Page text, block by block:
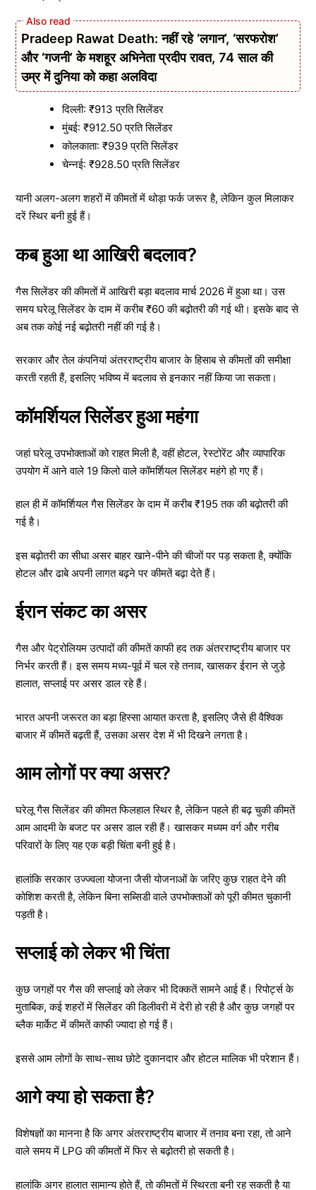
Pradeep Rawat Death: नहीं रहे ‘लगान’, ‘सरफरोश’
और ‘गजनी’ के मशहूर अभिनेता प्रदीप रावत, 74 साल की
उम्र में दुनिया को कहा अलविदा
दिल्ली: ₹913 प्रति सिलेंडर
मुंबई: ₹912.50 प्रति सिलेंडर
कोलकाता: ₹939 प्रति सिलेंडर
चेन्नई: ₹928.50 प्रति सिलेंडर
यानी अलग-अलग शहरों में कीमतों में थोड़ा फर्क जरूर है, लेकिन कुल मिलाकर
दरें स्थिर बनी हुई हैं।
कब हुआ था आखिरी बदलाव?
गैस सिलेंडर की कीमतों में आखिरी बड़ा बदलाव मार्च 2026 में हुआ था। उस
समय घरेलू सिलेंडर के दाम में करीब ₹60 की बढ़ोतरी की गई थी। इसके बाद से
अब तक कोई नई बढ़ोतरी नहीं की गई है।
सरकार और तेल कंपनियां अंतरराष्ट्रीय बाजार के हिसाब से कीमतों की समीक्षा
करती रहती हैं, इसलिए भविष्य में बदलाव से इनकार नहीं किया जा सकता।
कॉमर्शियल सिलेंडर हुआ महंगा
जहां घरेलू उपभोक्ताओं को राहत मिली है, वहीं होटल, रेस्टोरेंट और व्यापारिक
उपयोग में आने वाले 19 किलो वाले कॉमर्शियल सिलेंडर महंगे हो गए हैं।
हाल ही में कॉमर्शियल गैस सिलेंडर के दाम में करीब ₹195 तक की बढ़ोतरी की
गई है।
इस बढ़ोतरी का सीधा असर बाहर खाने-पीने की चीजों पर पड़ सकता है, क्योंकि
होटल और ढाबे अपनी लागत बढ़ने पर कीमतें बढ़ा देते हैं।
ईरान संकट का असर
गैस और पेट्रोलियम उत्पादों की कीमतें काफी हद तक अंतरराष्ट्रीय बाजार पर
निर्भर करती हैं। इस समय मध्य-पूर्व में चल रहे तनाव, खासकर ईरान से जुड़े
हालात, सप्लाई पर असर डाल रहे हैं।
भारत अपनी जरूरत का बड़ा हिस्सा आयात करता है, इसलिए जैसे ही वैश्विक
बाजार में कीमतें बढ़ती हैं, उसका असर देश में भी दिखने लगता है।
आम लोगों पर क्या असर?
घरेलू गैस सिलेंडर की कीमत फिलहाल स्थिर है, लेकिन पहले ही बढ़ चुकी कीमतें
आम आदमी के बजट पर असर डाल रही हैं। खासकर मध्यम वर्ग और गरीब
परिवारों के लिए यह एक बड़ी चिंता बनी हुई है।
हालांकि सरकार उज्ज्वला योजना जैसी योजनाओं के जरिए कुछ राहत देने की
कोशिश करती है, लेकिन बिना सब्सिडी वाले उपभोक्ताओं को पूरी कीमत चुकानी
पड़ती है।
सप्लाई को लेकर भी चिंता
कुछ जगहों पर गैस की सप्लाई को लेकर भी दिक्कतें सामने आई हैं। रिपोर्ट्स के
मुताबिक, कई शहरों में सिलेंडर की डिलीवरी में देरी हो रही है और कुछ जगहों पर
ब्लैक मार्केट में कीमतें काफी ज्यादा हो गई हैं।
इससे आम लोगों के साथ-साथ छोटे दुकानदार और होटल मालिक भी परेशान हैं।
आगे क्या हो सकता है?
विशेषज्ञों का मानना है कि अगर अंतरराष्ट्रीय बाजार में तनाव बना रहा, तो आने
वाले समय में LPG की कीमतों में फिर से बढ़ोतरी हो सकती है।
हालांकि अगर हालात सामान्य होते हैं, तो कीमतों में स्थिरता बनी रह सकती है या